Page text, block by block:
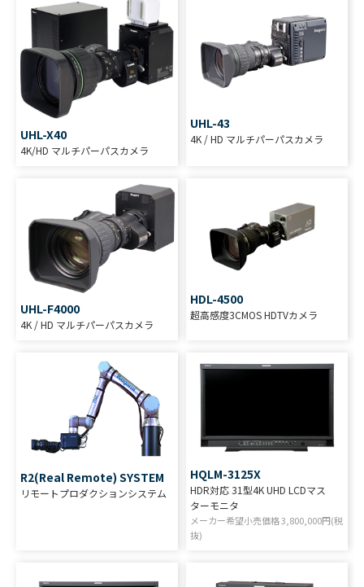
UHL-X40
4K/HD マルチパーパスカメラ
UHL-43
4K / HD マルチパーパスカメラ
UHL-F4000
4K / HD マルチパーパスカメラ
HDL-4500
超高感度3CMOS HDTVカメラ
R2(Real Remote) SYSTEM
リモートプロダクションシステム
HQLM-3125X
HDR対応 31型4K UHD LCDマス
ターモニタ
メーカー希望小売価格3,800,000円(税
抜)